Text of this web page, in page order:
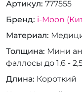
Артикул 777555
Бренд i-Moon
Материал
Толщина Мини
фаллосы до 1,6 -
Длина Короткий